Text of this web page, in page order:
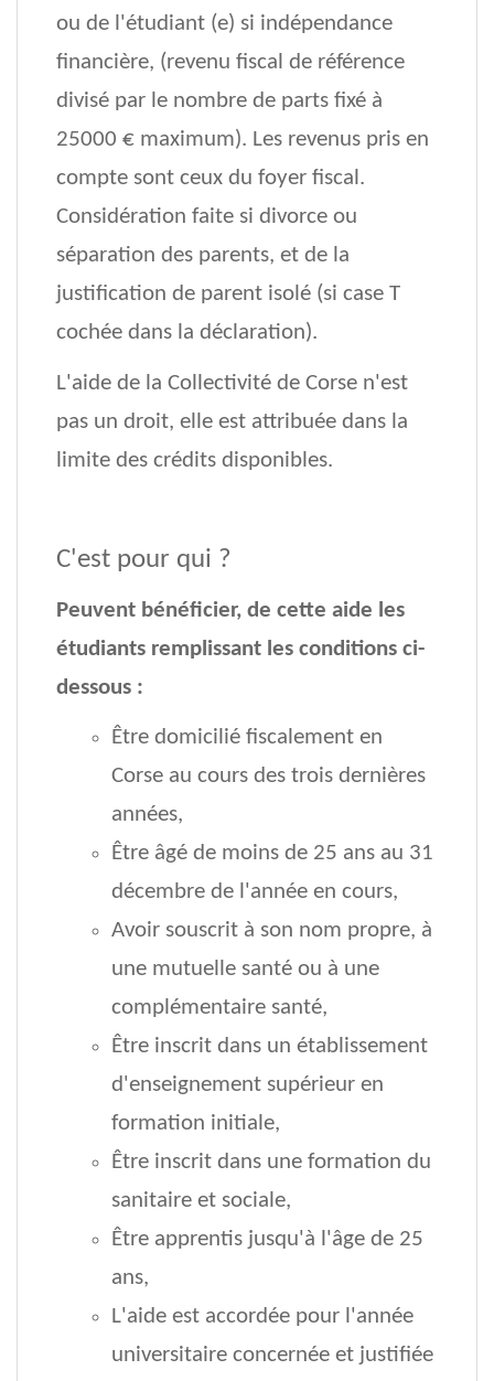
ou de l'étudiant (e) si indépendance
financière, (revenu fiscal de référence
divisé par le nombre de parts fixé à
25000 € maximum). Les revenus pris en
compte sont ceux du foyer fiscal.
Considération faite si divorce ou
séparation des parents, et de la
justification de parent isolé (si case T
cochée dans la déclaration).
L'aide de la Collectivité de Corse n'est
pas un droit, elle est attribuée dans la
limite des crédits disponibles.
C'est pour qui ?
Peuvent bénéficier, de cette aide les
étudiants remplissant les conditions ci-
dessous :
Être domicilié fiscalement en
Corse au cours des trois dernières
années,
Être âgé de moins de 25 ans au 31
décembre de l'année en cours,
Avoir souscrit à son nom propre, à
une mutuelle santé ou à une
complémentaire santé,
Être inscrit dans un établissement
d'enseignement supérieur en
formation initiale,
Être inscrit dans une formation du
sanitaire et sociale,
Être apprentis jusqu'à l'âge de 25
ans,
L'aide est accordée pour l'année
universitaire concernée et justifiée